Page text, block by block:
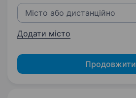
Додати місто
Продовжити